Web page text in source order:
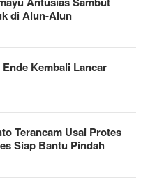
di Alun-Alun
Kembali Lancar
Terancam Usai Protes
Siap Bantu Pindah